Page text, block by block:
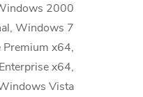
2000
Windows 7
Premium x64,
x64,
Vista